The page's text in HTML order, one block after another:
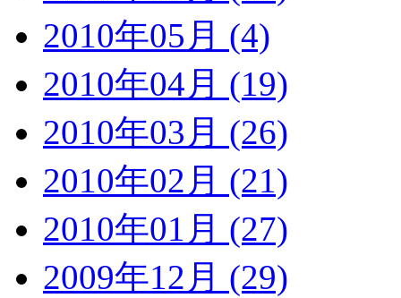
2010年05月 (4)
2010年04月 (19)
2010年03月 (26)
2010年02月 (21)
2010年01月 (27)
2009年12月 (29)